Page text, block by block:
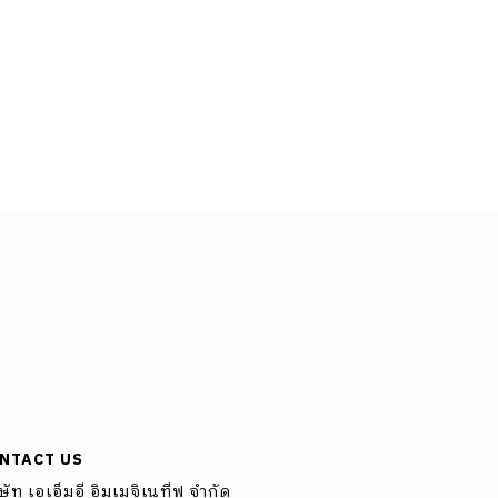
US
ท เอเอ็มอี อิมเมจิเนทีฟ จำกัด